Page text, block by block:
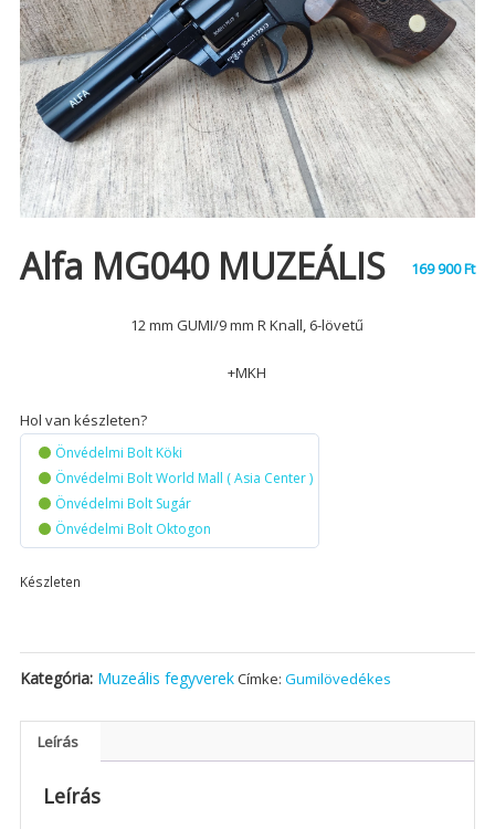
Alfa MG040 MUZEÁLIS 169 900Ft
12 mm GUMI/9 mm R Knall, 6-lövetű
+MKH
Hol van készleten?
Önvédelmi Bolt Köki
Önvédelmi Bolt World Mall ( Asia Center )
Önvédelmi Bolt Sugár
Önvédelmi Bolt Oktogon
Készleten
Kategória: Muzeális fegyverekCímke: Gumilövedékes
Leírás
Leírás